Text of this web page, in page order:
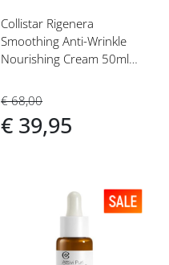
Collistar Rigenera
Smoothing Anti-Wrinkle
Nourishing Cream 50ml
€ 68,00
€ 39,95